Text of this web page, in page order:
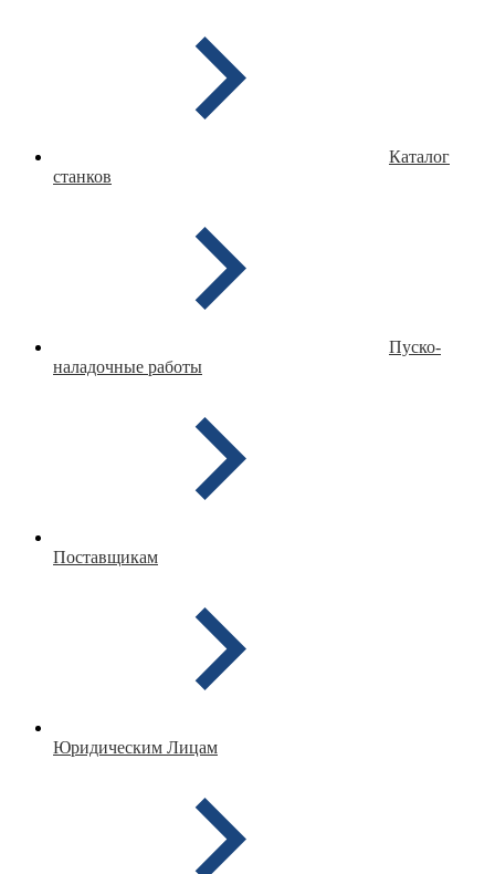
Каталог
станков
Пуско-
наладочные работы
Поставщикам
Юридическим Лицам